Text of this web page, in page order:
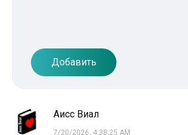
Добавить
Аисс Виал
7/20/2026, 4:38:25 AM